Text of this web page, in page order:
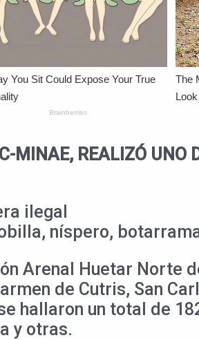
MINAE, REALIZÓ UNO
ilegal
níspero,
Arenal Huetar Norte
de Cutris, San
hallaron un total de
y otras.